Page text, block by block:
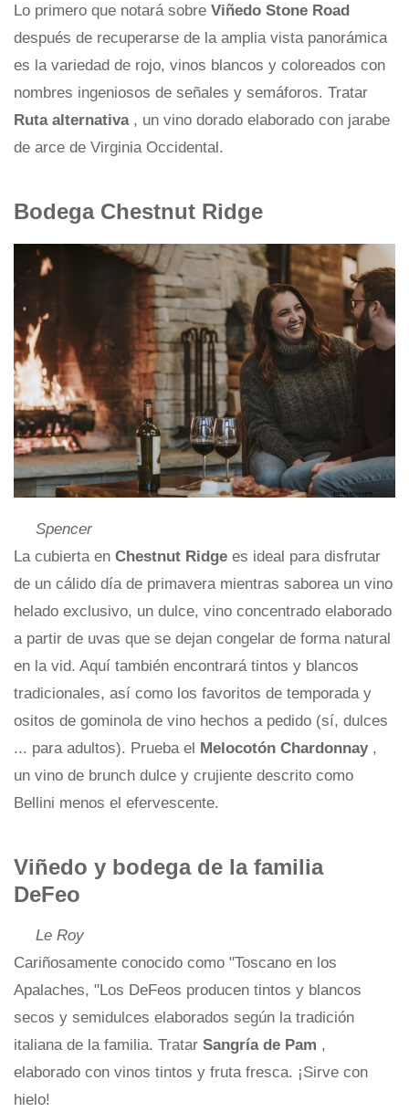
Lo primero que notará sobre Viñedo Stone Road
después de recuperarse de la amplia vista panorámica
es la variedad de rojo, vinos blancos y coloreados con
nombres ingeniosos de señales y semáforos. Tratar
Ruta alternativa , un vino dorado elaborado con jarabe
de arce de Virginia Occidental.
Bodega Chestnut Ridge
Spencer
La cubierta en Chestnut Ridge es ideal para disfrutar
de un cálido día de primavera mientras saborea un vino
helado exclusivo, un dulce, vino concentrado elaborado
a partir de uvas que se dejan congelar de forma natural
en la vid. Aquí también encontrará tintos y blancos
tradicionales, así como los favoritos de temporada y
ositos de gominola de vino hechos a pedido (sí, dulces
... para adultos). Prueba el
Melocotón Chardonnay ,
un vino de brunch dulce y crujiente descrito como
Bellini menos el efervescente.
Viñedo y bodega de la familia
DeFeo
Le Roy
Cariñosamente conocido como "Toscano en los
Apalaches, "Los DeFeos producen tintos y blancos
secos y semidulces elaborados según la tradición
italiana de la familia. Tratar Sangría de Pam ,
elaborado con vinos tintos y fruta fresca. ¡Sirve con
hielo!